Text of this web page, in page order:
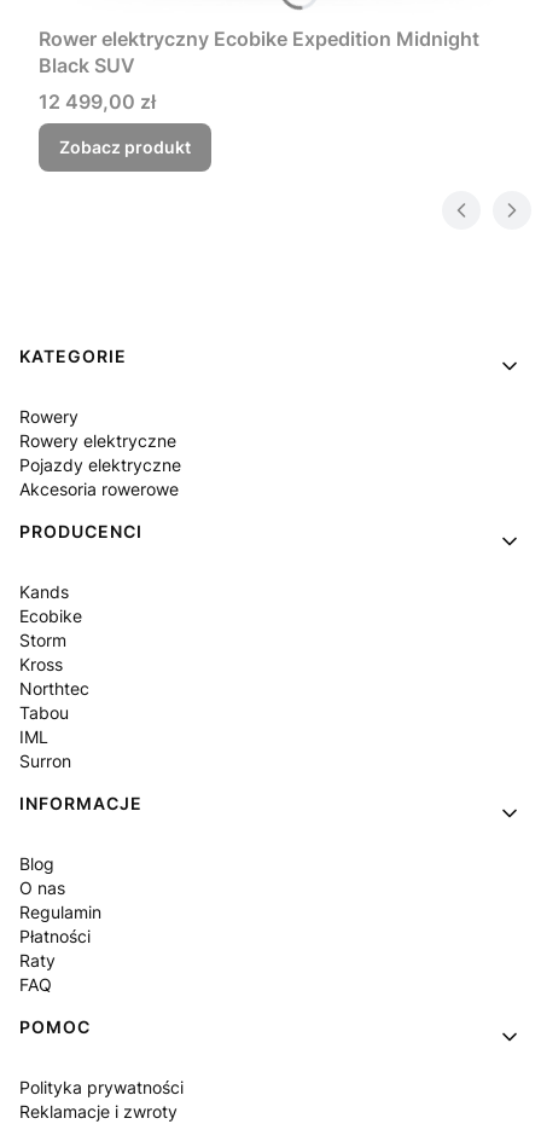
Rower elektryczny Ecobike Expedition Midnight
Black SUV
Cena
12 499,00 zł
Zobacz produkt
Linki w stopce
KATEGORIE
Rowery
Rowery elektryczne
Pojazdy elektryczne
Akcesoria rowerowe
PRODUCENCI
Kands
Ecobike
Storm
Kross
Northtec
Tabou
IML
Surron
INFORMACJE
Blog
O nas
Regulamin
Płatności
Raty
FAQ
POMOC
Polityka prywatności
Reklamacje i zwroty